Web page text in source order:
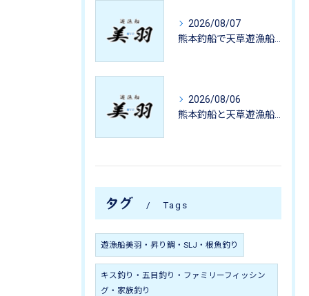
2026/08/07
2026/08/06
タグ Tags
遊漁船美羽・昇り鯛・SLJ・根魚釣り
キス釣り・五目釣り・ファミリーフィッシン
グ・家族釣り